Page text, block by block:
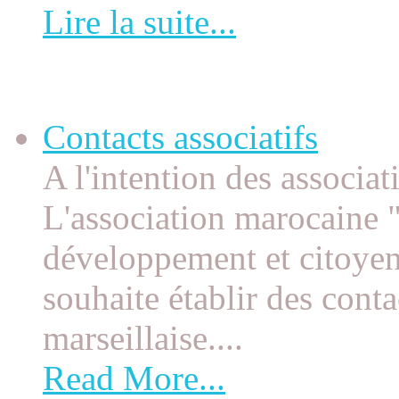
Lire la suite...
Contacts associatifs
A l'intention des
L'association marocaine
développement et
souhaite établir des
marseillaise....
Read More...